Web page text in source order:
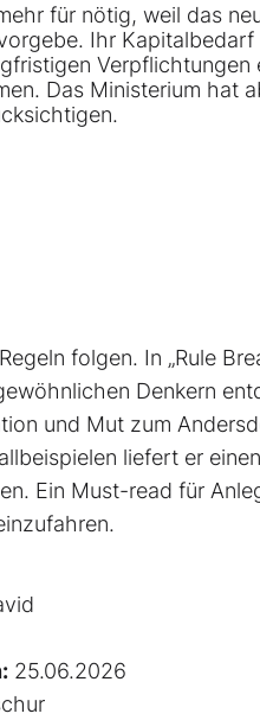
für nötig, weil das
Ihr
Das Ministerium hat
folgen. In „Rule
Denkern
und Mut zum
liefert er
Ein Must-read für
25.06.2026